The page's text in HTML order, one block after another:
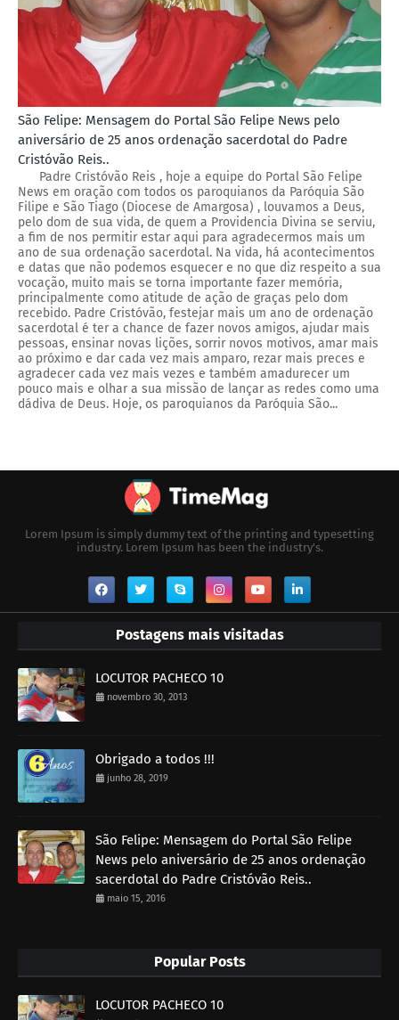
São Felipe: Mensagem do Portal São Felipe News pelo
aniversário de 25 anos ordenação sacerdotal do Padre
Cristóvão Reis..
Padre Cristóvão Reis , hoje a equipe do Portal São Felipe
News em oração com todos os paroquianos da Paróquia São
Filipe e São Tiago (Diocese de Amargosa) , louvamos a Deus,
pelo dom de sua vida, de quem a Providencia Divina se serviu,
a fim de nos permitir estar aqui para agradecermos mais um
ano de sua ordenação sacerdotal. Na vida, há acontecimentos
e datas que não podemos esquecer e no que diz respeito a sua
vocação, muito mais se torna importante fazer memória,
principalmente como atitude de ação de graças pelo dom
recebido. Padre Cristóvão, festejar mais um ano de ordenação
sacerdotal é ter a chance de fazer novos amigos, ajudar mais
pessoas, ensinar novas lições, sorrir novos motivos, amar mais
ao próximo e dar cada vez mais amparo, rezar mais preces e
agradecer cada vez mais vezes e também amadurecer um
pouco mais e olhar a sua missão de lançar as redes como uma
dádiva de Deus. Hoje, os paroquianos da Paróquia São...
Lorem Ipsum is simply dummy text of the printing and typesetting
industry. Lorem Ipsum has been the industry's.
Postagens mais visitadas
LOCUTOR PACHECO 10
novembro 30, 2013
Obrigado a todos !!!
junho 28, 2019
São Felipe: Mensagem do Portal São Felipe
News pelo aniversário de 25 anos ordenação
sacerdotal do Padre Cristóvão Reis..
maio 15, 2016
Popular Posts
LOCUTOR PACHECO 10